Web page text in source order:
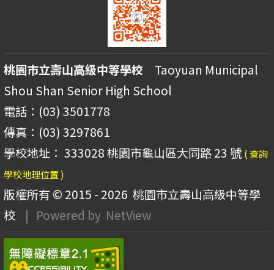
桃園市立壽山高級中等學校 Taoyuan Municipal
Shou Shan Senior High School
電話：(03) 3501778
傳真：(03) 3297861
學校地址： 333028 桃園市龜山區大同路 23 號 ( 查詢
學校地理位置 )
版權所有 © 2015 - 2026 桃園市立壽山高級中等學
校
| Powered by NetView